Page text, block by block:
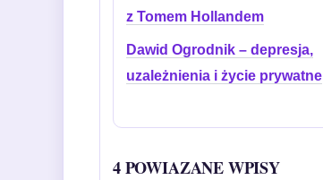
z Tomem Hollandem
Dawid Ogrodnik – depresja,
uzależnienia i życie prywatne
4 POWIAZANE WPISY